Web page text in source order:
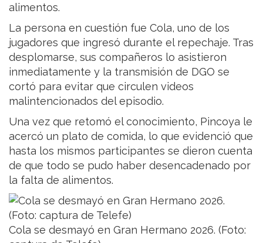
alimentos.
La persona en cuestión fue Cola, uno de los
jugadores que ingresó durante el repechaje. Tras
desplomarse, sus compañeros lo asistieron
inmediatamente y la transmisión de DGO se
cortó para evitar que circulen videos
malintencionados del episodio.
Una vez que retomó el conocimiento, Pincoya le
acercó un plato de comida, lo que evidenció que
hasta los mismos participantes se dieron cuenta
de que todo se pudo haber desencadenado por
la falta de alimentos.
Cola se desmayó en Gran Hermano 2026. (Foto: